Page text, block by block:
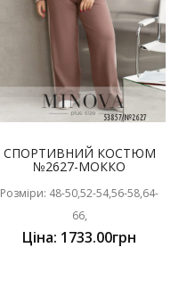
СПОРТИВНИЙ КОСТЮМ
№2627-МОККО
Розміри: 48-50,52-54,56-58,64-
66,
Ціна: 1733.00грн